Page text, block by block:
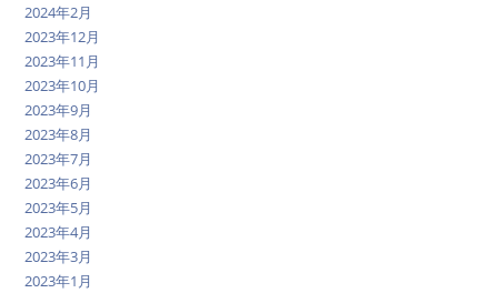
2024年2月
2023年12月
2023年11月
2023年10月
2023年9月
2023年8月
2023年7月
2023年6月
2023年5月
2023年4月
2023年3月
2023年1月